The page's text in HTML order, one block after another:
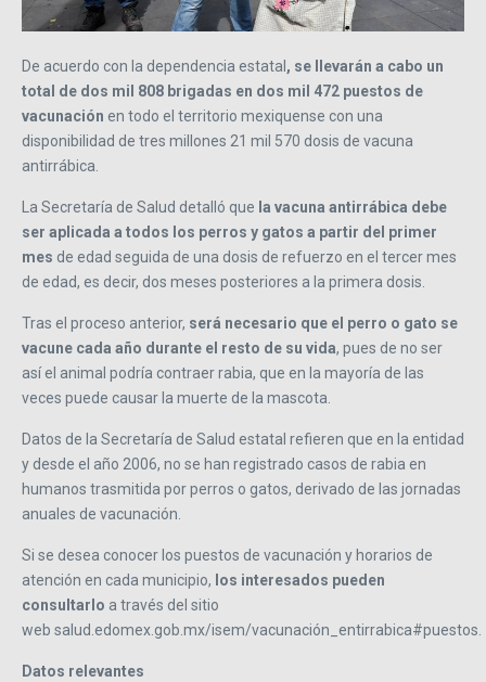
De acuerdo con la dependencia estatal , se llevarán a cabo un
total de dos mil 808 brigadas en dos mil 472 puestos de
vacunación en todo el territorio mexiquense con una
disponibilidad de tres millones 21 mil 570 dosis de vacuna
antirrábica.
La Secretaría de Salud detalló que la vacuna antirrábica debe
ser aplicada a todos los perros y gatos a partir del primer
mes de edad seguida de una dosis de refuerzo en el tercer mes
de edad, es decir, dos meses posteriores a la primera dosis.
Tras el proceso anterior, será necesario que el perro o gato se
vacune cada año durante el resto de su vida, pues de no ser
así el animal podría contraer rabia, que en la mayoría de las
veces puede causar la muerte de la mascota.
Datos de la Secretaría de Salud estatal refieren que en la entidad
y desde el año 2006, no se han registrado casos de rabia en
humanos trasmitida por perros o gatos, derivado de las jornadas
anuales de vacunación.
Si se desea conocer los puestos de vacunación y horarios de
atención en cada municipio, los interesados pueden
consultarlo a través del sitio
web salud.edomex.gob.mx/isem/vacunación_entirrabica#puestos.
Datos relevantes